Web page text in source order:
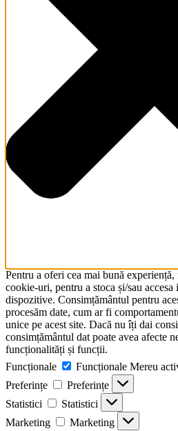
Pentru a oferi cea mai bună
cookie-uri, pentru a stoca și/sau
dispozitive. Consimțământul pentru
procesăm date, cum ar fi
unice pe acest site. Dacă nu îți dai
consimțământul dat poate avea afecte
funcționalități și funcții.
Funcționale
Funcționale Mereu
Preferințe
Preferințe
Statistici
Statistici
Marketing
Marketing